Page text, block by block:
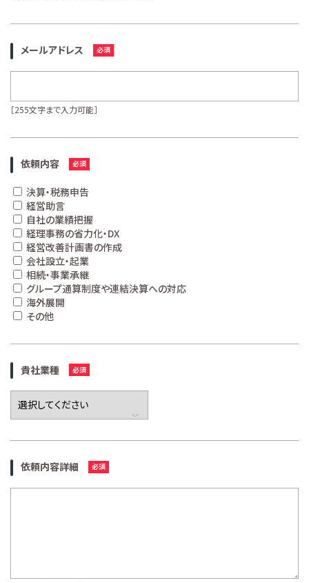
メールアドレス
［255文字まで入力可能］
依頼内容
決算・税務申告
経営助言
自社の業績把握
経理事務の省力化・DX
経営改善計画書の作成
会社設立・起業
相続・事業承継
グループ通算制度や連結決算への対応
海外展開
その他
貴社業種
依頼内容詳細